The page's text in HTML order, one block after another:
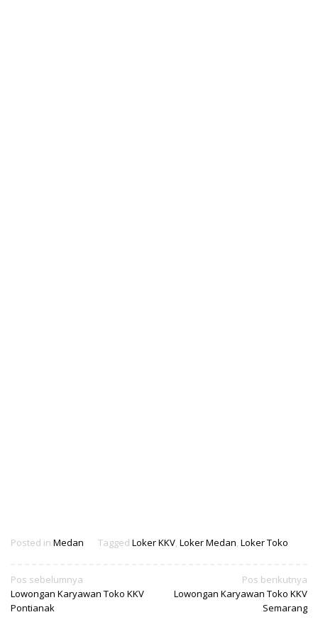
Posted in Medan Tagged Loker KKV, Loker Medan, Loker Toko
Navigasi
pos
Pos sebelumnya
Lowongan Karyawan Toko KKV
Pontianak
Pos berikutnya
Lowongan Karyawan Toko KKV
Semarang